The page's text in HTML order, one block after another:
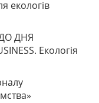
екологів
ДНЯ
Екологія